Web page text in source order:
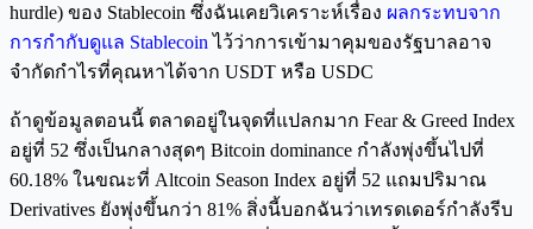
hurdle) ของ Stablecoin ซึ่งฉันเคยวิเคราะห์เรื่อง ผลกระทบจาก
การกำกับดูแล Stablecoin ไว้ว่าการเข้ามาคุมของรัฐบาลอาจ
จำกัดกำไรที่คุณหาได้จาก USDT หรือ USDC
ถ้าดูข้อมูลตอนนี้ ตลาดอยู่ในจุดที่แปลกมาก Fear & Greed Index
อยู่ที่ 52 ซึ่งเป็นกลางสุดๆ Bitcoin dominance กำลังพุ่งขึ้นไปที่
60.18% ในขณะที่ Altcoin Season Index อยู่ที่ 52 แถมปริมาณ
Derivatives ยังพุ่งขึ้นกว่า 81% สิ่งนี้บอกฉันว่าเทรดเดอร์กำลังรีบ